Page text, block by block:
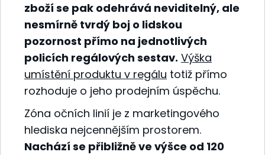
zboží se pak odehrává neviditelný, ale
nesmírně tvrdý boj o lidskou
pozornost přímo na jednotlivých
policích regálových sestav. Výška
umístění produktu v regálu totiž přímo
rozhoduje o jeho prodejním úspěchu.
Zóna očních linií je z marketingového
hlediska nejcennějším prostorem.
Nachází se přibližně ve výšce od 120